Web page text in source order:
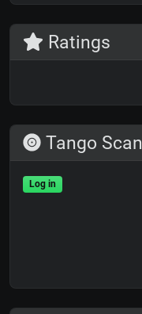
Ratings
Tango Scan
Log in